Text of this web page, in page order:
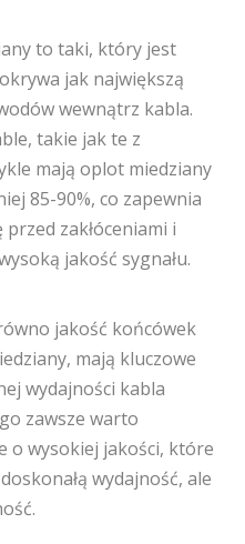
to taki, który jest
jak największą
wewnątrz kabla.
takie jak te z
mają oplot miedziany
85-90%, co zapewnia
zakłóceniami i
jakość sygnału.
jakość końcówek
mają kluczowe
wydajności kabla
zawsze warto
o wysokiej jakości, które
wydajność, ale